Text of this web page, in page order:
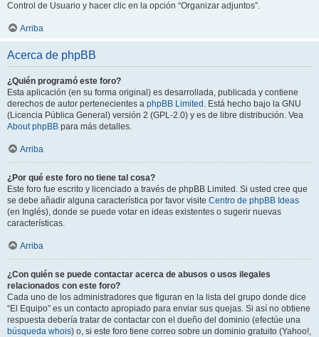
Control de Usuario y hacer clic en la opción “Organizar adjuntos”.
Arriba
Acerca de phpBB
¿Quién programó este foro?
Esta aplicación (en su forma original) es desarrollada, publicada y contiene
derechos de autor pertenecientes a phpBB Limited . Está hecho bajo la GNU
(Licencia Pública General) versión 2 (GPL-2.0) y es de libre distribución. Vea
About phpBB para más detalles.
Arriba
¿Por qué este foro no tiene tal cosa?
Este foro fue escrito y licenciado a través de phpBB Limited. Si usted cree que
se debe añadir alguna característica por favor visite Centro de phpBB Ideas
(en Inglés), donde se puede votar en ideas existentes o sugerir nuevas
características.
Arriba
¿Con quién se puede contactar acerca de abusos o usos ilegales
relacionados con este foro?
Cada uno de los administradores que figuran en la lista del grupo donde dice
“El Equipo” es un contacto apropiado para enviar sus quejas. Si así no obtiene
respuesta debería tratar de contactar con el dueño del dominio (efectúe una
búsqueda whois) o, si este foro tiene correo sobre un dominio gratuito (Yahoo!,